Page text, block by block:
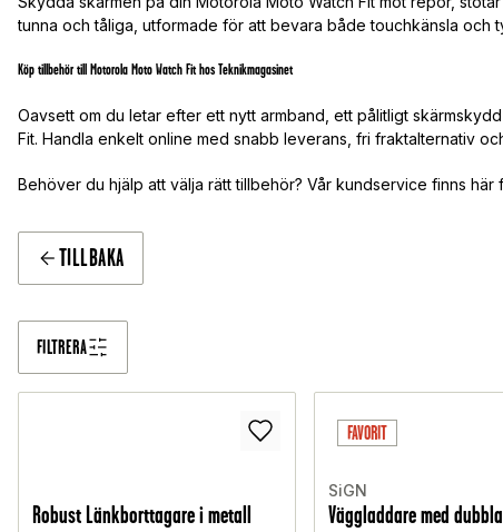
tunna och tåliga, utformade för att bevara både touchkänsla och
Köp tillbehör till Motorola Moto Watch Fit hos Teknikmagasinet
Oavsett om du letar efter ett nytt armband, ett pålitligt
Fit. Handla enkelt online med snabb leverans, fri fraktalternativ
Behöver du hjälp att välja rätt tillbehör? Vår kundservice finns
TILLBAKA
FILTRERA
Robust Länkborttagare i metall
FAVORIT
SiGN
Väggladdare med dubbla